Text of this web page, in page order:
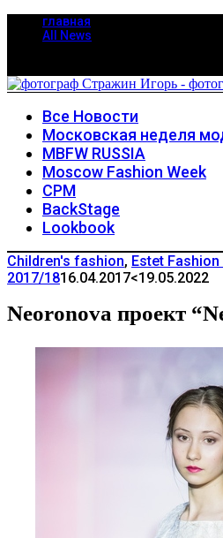
главная
All News
Все Новости
Московская неделя
MBFW RUSSIA
Moscow Fashion Week
CPM
BackStage
Lookbook
Children's fashion, Estet
2017/1816.04.2017<19.05.2022
Neoronova проект